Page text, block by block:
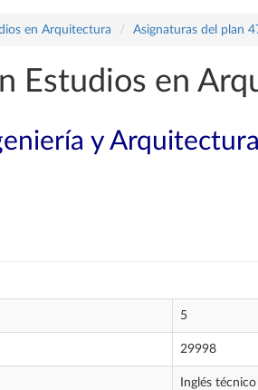
en Arquitectura Asignaturas del plan
Estudios en
y Arquitectura
5
29998
Inglés técnico